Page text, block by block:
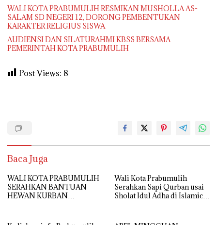
WALI KOTA PRABUMULIH RESMIKAN MUSHOLLA AS-
SALAM SD NEGERI 12, DORONG PEMBENTUKAN
KARAKTER RELIGIUS SISWA
AUDIENSI DAN SILATURAHMI KBSS BERSAMA
PEMERINTAH KOTA PRABUMULIH
Post Views: 8
Baca Juga
WALI KOTA PRABUMULIH
SERAHKAN BANTUAN
HEWAN KURBAN
RAMBANG
Wali Kota Prabumulih
Serahkan Sapi Qurban usai
Sholat Idul Adha di Islamic